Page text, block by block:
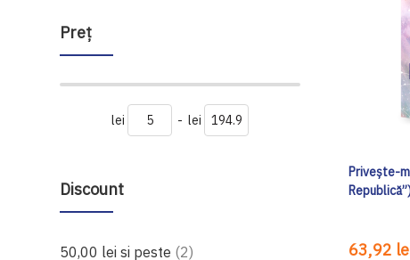
Preţ
lei - lei
Discount
50,00 lei si peste 2produse
Privește-
63,92